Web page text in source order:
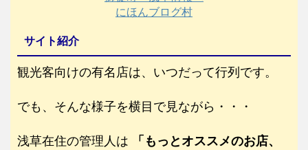
にほんブログ村
サイト紹介
観光客向けの有名店は、いつだって行列です。
でも、そんな様子を横目で見ながら・・・
浅草在住の管理人は
「もっとオススメのお店、